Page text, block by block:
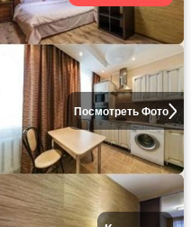
Посмотреть Фото